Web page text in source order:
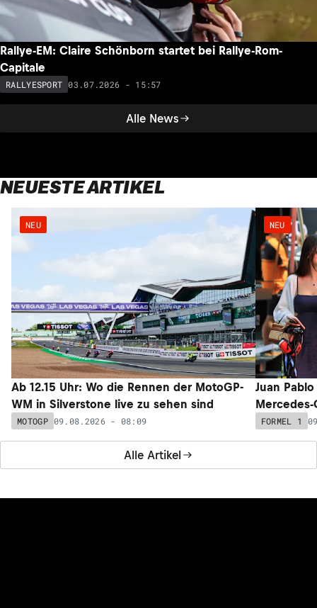
Alle News
Rallye-EM: Claire Schönborn startet bei Rallye-Rom-
Capitale
RALLYESPORT 03.07.2026 - 15:57
NEUESTE ARTIKEL
Alle Artikel
NEU
Ab 12.15 Uhr: Wo die Rennen der MotoGP-
WM in Silverstone live zu sehen sind
MOTOGP 09.08.2026 - 08:09
NEU
Juan
FORMEL 1